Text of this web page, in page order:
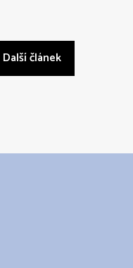
Další článek